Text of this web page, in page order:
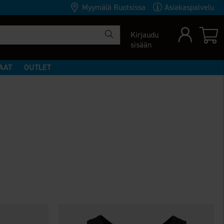
Myymälä Ruotsissa Asiakaspalvelu
Kirjaudu
sisään
OUTLET